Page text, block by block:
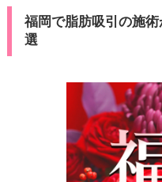
福岡で脂肪吸引の施
選